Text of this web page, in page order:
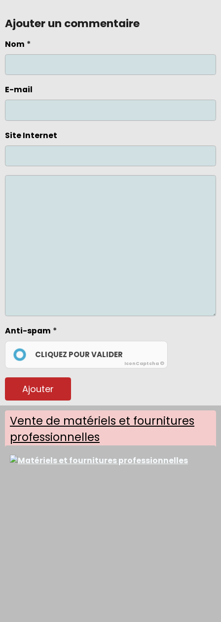
Ajouter un commentaire
Nom
E-mail
Site Internet
Anti-spam
CLIQUEZ POUR VALIDER
IconCaptcha ©
Ajouter
Vente de matériels et fournitures
professionnelles